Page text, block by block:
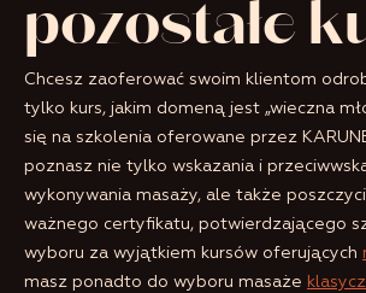
pozostałe
Chcesz zaoferować swoim klientom
tylko kurs, jakim domeną jest „wieczna
się na szkolenia oferowane przez
poznasz nie tylko wskazania i
wykonywania masaży, ale także
ważnego certyfikatu, potwierdzającego
wyboru za wyjątkiem kursów oferujących
masz ponadto do wyboru masaże